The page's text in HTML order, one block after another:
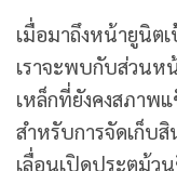
เมื่อมาถึงหน้ายูนิต
เราจะพบกับส่วนห
เหล็กที่ยังคงสภาพ
สำหรับการจัดเก็บ
เลื่อนเปิดประตูม้